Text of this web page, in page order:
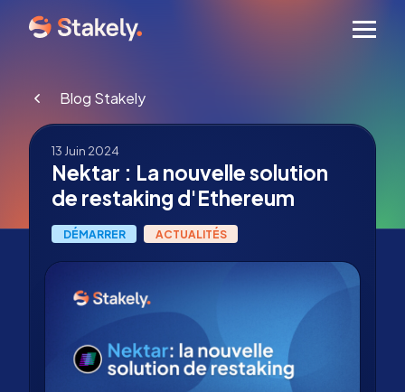
Blog Stakely
13 Juin 2024
Nektar : La nouvelle solution
de restaking d'Ethereum
DÉMARRER ACTUALITÉS